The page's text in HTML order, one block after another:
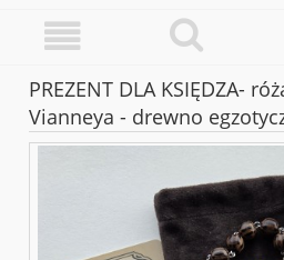
PREZENT DLA KSIĘDZA-
Vianneya - drewno